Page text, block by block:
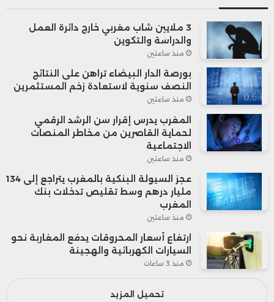
3 ملايين شاب مغربي خارج دائرة العمل
والدراسة والتكوين
منذ ساعتين
بورصة الدار البيضاء تراهن على النتائج
النصف سنوية لاستعادة زخم المستثمرين
منذ ساعتين
المغرب يدرس إقرار سن الرشد الرقمي
لحماية القاصرين من مخاطر المنصات
الاجتماعية
منذ ساعتين
عجز السيولة البنكية بالمغرب يتراجع إلى 134
مليار درهم وسط تقليص تدخلات بنك
المغرب
منذ ساعتين
ارتفاع أسعار المحروقات يدفع المغاربة نحو
السيارات الكهربائية والهجينة
منذ 3 ساعات
تحميل المزيد